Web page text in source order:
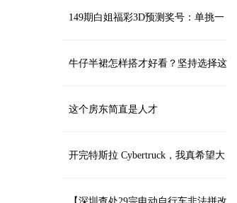
尚又减龄，出门回头率高
149期白姐福彩3D预测奖号：单挑一
注参考
牛仔半裙怎样搭才好看？坚持选择这
三类上衣，美得洒脱又高级
这个房东简直是人才
开完特斯拉 Cybertruck，我真希望大